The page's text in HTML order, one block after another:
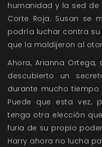
humanidad y la sed
Corte Roja. Susan se
podría luchar contra
que la maldijeron al
Ahora, Arianna
descubierto un
durante mucho tiempo
Puede que esta vez,
tenga otra elección
furia de su propio
Harry ahora no lucha